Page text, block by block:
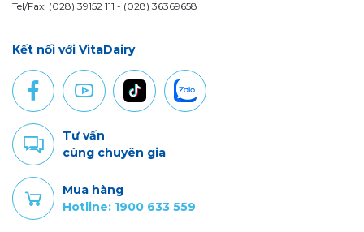
Tel/Fax: (028) 39152 111 - (028) 36369658
Kết nối với VitaDairy
Tư vấn
cùng chuyên gia
Mua hàng
Hotline: 1900 633 559